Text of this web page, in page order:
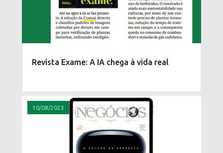
Revista Exame: A IA chega à vida real
10/08/2023